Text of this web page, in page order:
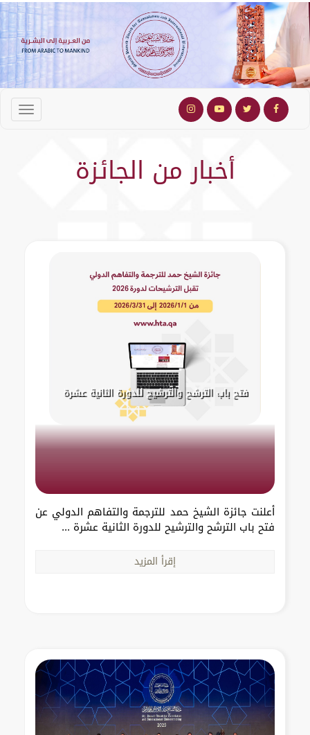
أخبار من الجائزة
فتح باب الترشح والترشيح للدورة الثانية عشرة
أعلنت جائزة الشيخ حمد للترجمة والتفاهم الدولي عن
فتح باب الترشح والترشيح للدورة الثانية عشرة ...
إقرأ المزيد